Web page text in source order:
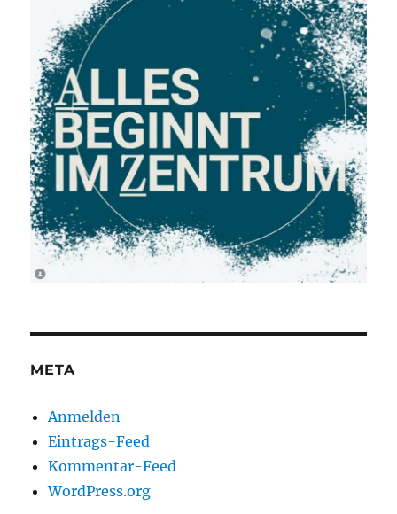
META
Anmelden
Eintrags-Feed
Kommentar-Feed
WordPress.org